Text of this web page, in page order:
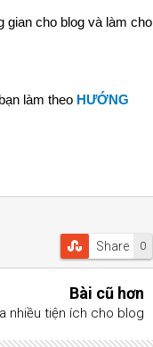
gian cho blog và làm cho
làm theo HƯỚNG
0
Share
Bài cũ hơn
nhiều tiện ích cho blog